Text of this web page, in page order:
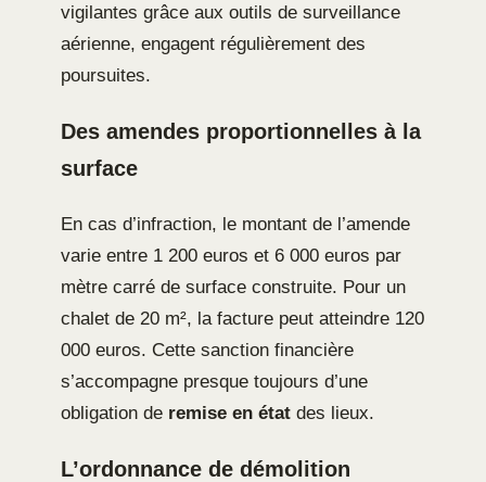
vigilantes grâce aux outils de surveillance
aérienne, engagent régulièrement des
poursuites.
Des amendes proportionnelles à la
surface
En cas d’infraction, le montant de l’amende
varie entre 1 200 euros et 6 000 euros par
mètre carré de surface construite. Pour un
chalet de 20 m², la facture peut atteindre 120
000 euros. Cette sanction financière
s’accompagne presque toujours d’une
obligation de remise en état des lieux.
L’ordonnance de démolition